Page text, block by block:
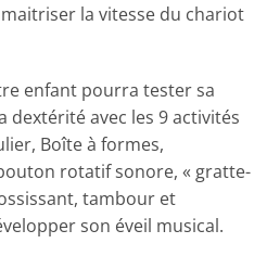
la vitesse du chariot
enfant pourra tester sa
dextérité avec les 9 activités
Boîte à formes,
rotatif sonore, « gratte-
tambour et
son éveil musical.